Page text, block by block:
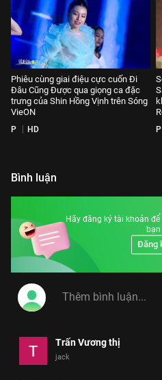
Phiêu cùng giai điệu cực cuốn Đi
Đâu Cũng Được qua giọng ca đặc
trưng của Shin Hồng Vịnh trên Sóng
VieON
P HD P
Bình luận
Hãy đăng ký tài khoản
bạn
Đăng
Trấn Vương thị
jack